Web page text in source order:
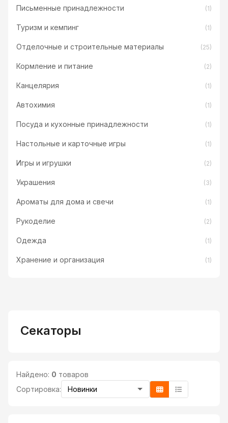
Письменные принадлежности (1)
Туризм и кемпинг (1)
Отделочные и строительные материалы (25)
Кормление и питание (2)
Канцелярия (1)
Автохимия (1)
Посуда и кухонные принадлежности (1)
Настольные и карточные игры (1)
Игры и игрушки (2)
Украшения (3)
Ароматы для дома и свечи (1)
Рукоделие (2)
Одежда (1)
Хранение и организация (1)
Секаторы
Найдено: 0 товаров
Сортировка: